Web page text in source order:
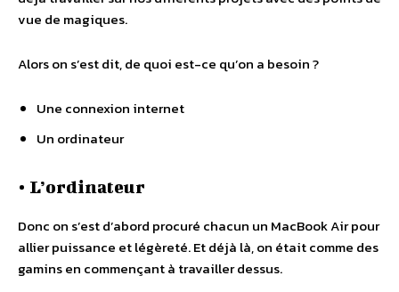
vue de magiques.
Alors on s’est dit, de quoi est-ce qu’on a besoin ?
Une connexion internet
Un ordinateur
• L’ordinateur
Donc on s’est d’abord procuré chacun un MacBook Air pour
allier puissance et légèreté. Et déjà là, on était comme des
gamins en commençant à travailler dessus.